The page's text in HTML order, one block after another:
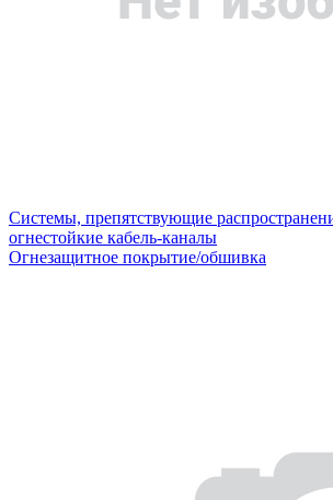
Системы, препятствующие
огнестойкие кабель-каналы
Огнезащитное покрытие/обшивка